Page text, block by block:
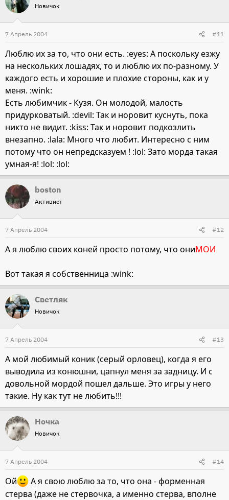
Новичок
7 Апрель 2004 #11
Люблю их за то, что они есть. :eyes: А поскольку езжу
на нескольких лошадях, то и люблю их по-разному. У
каждого есть и хорошие и плохие стороны, как и у
меня. :wink:
Есть любимчик - Кузя. Он молодой, малость
придурковатый. :devil: Так и норовит куснуть, пока
никто не видит. :kiss: Так и норовит подкозлить
внезапно. :lala: Много что любит. Интересно с ним
потому что он непредсказуем ! :lol: Зато морда такая
умная-я! :lol: :lol:
boston
Активист
7 Апрель 2004 #12
А я люблю своих коней просто потому, что ониМОИ
Вот такая я собственница :wink:
Светляк
Новичок
7 Апрель 2004 #13
А мой любимый коник (серый орловец), когда я его
выводила из конюшни, цапнул меня за задницу. И с
довольной мордой пошел дальше. Это игры у него
такие. Ну как тут не любить!!!
Ночка
Новичок
7 Апрель 2004 #14
Ой
А я свою люблю за то, что она - форменная
стерва (даже не стервочка, а именно стерва, вполне